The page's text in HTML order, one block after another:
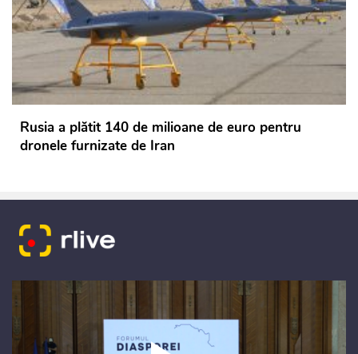
Rusia a plătit 140 de milioane de euro pentru
dronele furnizate de Iran